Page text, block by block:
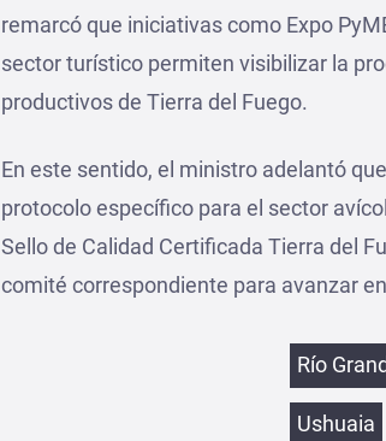
remarcó que iniciativas como Expo
sector turístico permiten visibilizar la
productivos de Tierra del Fuego.
En este sentido, el ministro adelantó
protocolo específico para el sector
Sello de Calidad Certificada Tierra del
comité correspondiente para avanzar
Etiquetas
Río
Ushuaia